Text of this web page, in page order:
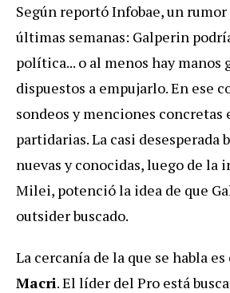
Según reportó Infobae, un
últimas semanas: Galperin
política... o al menos hay manos
dispuestos a empujarlo. En ese
sondeos y menciones concretas
partidarias. La casi desesperada
nuevas y conocidas, luego de la
Milei, potenció la idea de que
outsider buscado.
La cercanía de la que se habla es
Macri. El líder del Pro está